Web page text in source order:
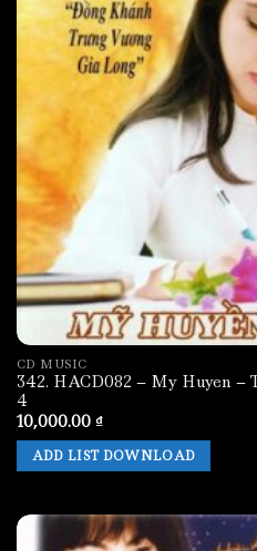
CD MUSIC
342. HACD082 – My Huyen –
4
10,000.00 ₫
ADD LIST DOWNLOAD